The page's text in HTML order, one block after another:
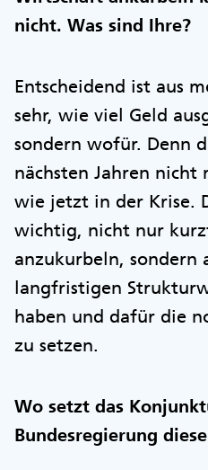
nicht. Was sind Ihre?
Entscheidend ist aus
sehr, wie viel Geld
sondern wofür. Denn
nächsten Jahren nicht
wie jetzt in der Krise.
wichtig, nicht nur
anzukurbeln, sondern
langfristigen
haben und dafür die
zu setzen.
Wo setzt das
Bundesregierung